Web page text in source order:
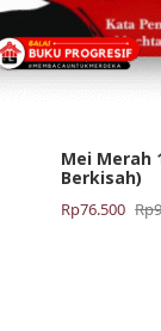
Mei Merah
Berkisah)
Rp
Harga
Rp76.500
Harga